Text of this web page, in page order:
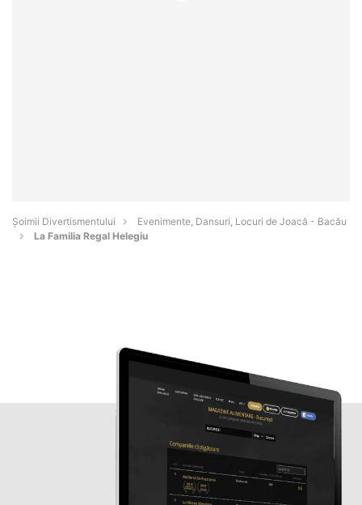
Şoimii Divertismentului
Evenimente, Dansuri, Locuri de Joacă - Bacău
La Familia Regal Helegiu